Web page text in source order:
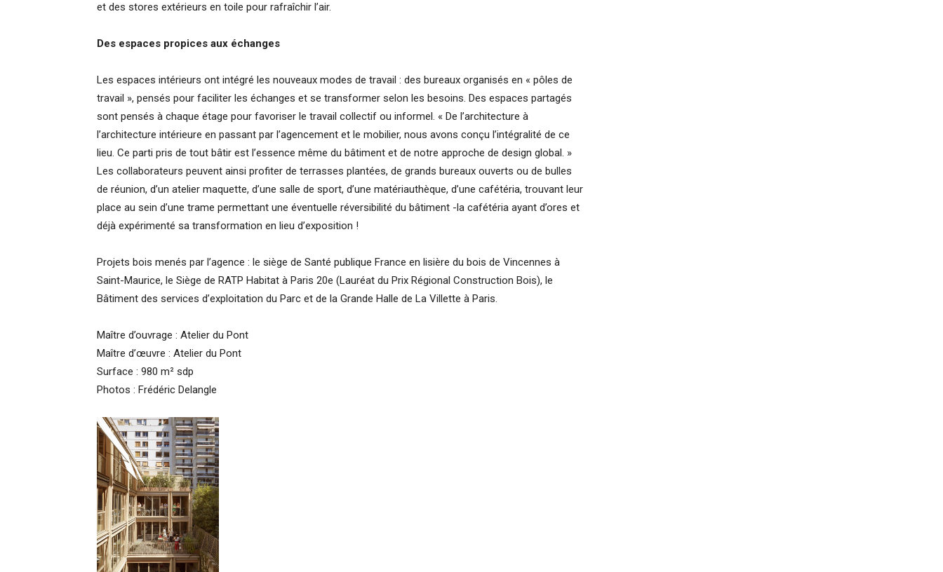
et des stores extérieurs en toile pour rafraîchir l’air.
Des espaces propices aux échanges
Les espaces intérieurs ont intégré les nouveaux modes de travail : des bureaux organisés en « pôles de
travail », pensés pour faciliter les échanges et se transformer selon les besoins. Des espaces partagés
sont pensés à chaque étage pour favoriser le travail collectif ou informel. « De l’architecture à
l’architecture intérieure en passant par l’agencement et le mobilier, nous avons conçu l’intégralité de ce
lieu. Ce parti pris de tout bâtir est l’essence même du bâtiment et de notre approche de design global. »
Les collaborateurs peuvent ainsi profiter de terrasses plantées, de grands bureaux ouverts ou de bulles
de réunion, d’un atelier maquette, d’une salle de sport, d’une matériauthèque, d’une cafétéria, trouvant leur
place au sein d’une trame permettant une éventuelle réversibilité du bâtiment -la cafétéria ayant d’ores et
déjà expérimenté sa transformation en lieu d’exposition !
Projets bois menés par l’agence : le siège de Santé publique France en lisière du bois de Vincennes à
Saint-Maurice, le Siège de RATP Habitat à Paris 20e (Lauréat du Prix Régional Construction Bois), le
Bâtiment des services d’exploitation du Parc et de la Grande Halle de La Villette à Paris.
Maître d’ouvrage : Atelier du Pont
Maître d’œuvre : Atelier du Pont
Surface : 980 m² sdp
Photos : Frédéric Delangle